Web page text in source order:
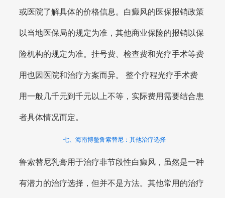
或医院了解具体的价格信息。白癜风的医保报销政策
以当地医保局的规定为准，其他商业保险的报销以保
险机构的规定为准。挂号费、检查费和光疗手术等费
用也因医院和治疗方案而异。 整个疗程光疗手术费
用一般几千元到千元以上不等，实际费用需要结合患
者具体情况而定。
七、海南博鳌鲁索替尼：其他治疗选择
鲁索替尼乳膏用于治疗非节段性白癜风，虽然是一种
有潜力的治疗选择，但并不是方法。其他常用的治疗